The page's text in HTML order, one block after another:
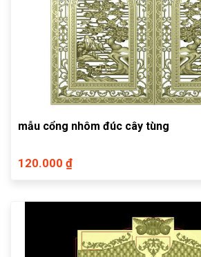
mẫu cổng nhôm đúc cây tùng
120.000 ₫